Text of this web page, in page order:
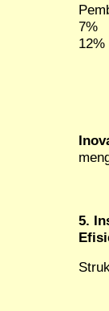
7%
12%
5.